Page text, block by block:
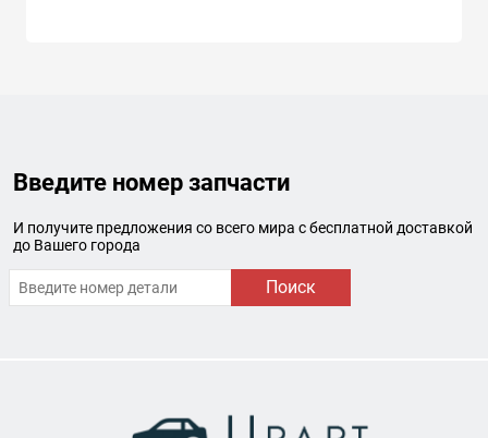
Введите номер запчасти
И получите предложения со всего мира с бесплатной доставкой
до Вашего города
Поиск